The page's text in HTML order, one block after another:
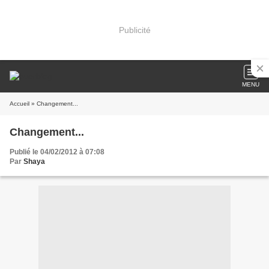
Publicité
MENU
Accueil » Changement...
Changement...
Publié le 04/02/2012 à 07:08
Par Shaya